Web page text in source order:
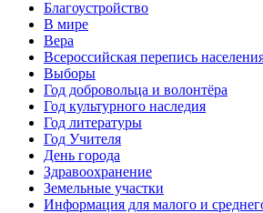
Благоустройство
В мире
Вера
Всероссийская перепись
Выборы
Год добровольца и волонтёра
Год культурного наследия
Год литературы
Год Учителя
День города
Здравоохранение
Земельные участки
Информация для малого и